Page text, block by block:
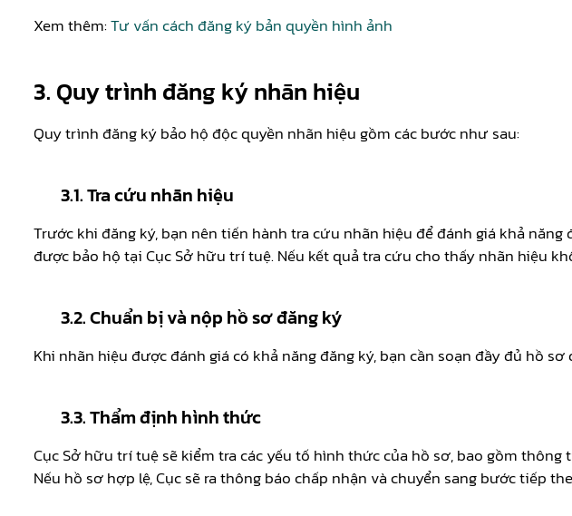
Xem thêm:Tư vấn cách đăng ký bản quyền hình ảnh
3. Quy trình đăng ký nhãn hiệu
Quy trình đăng ký bảo hộ độc quyền nhãn hiệu gồm các bước như sau:
3.1. Tra cứu nhãn hiệu
Trước khi đăng ký, bạn nên tiến hành tra cứu nhãn hiệu để đánh giá khả
được bảo hộ tại Cục Sở hữu trí tuệ. Nếu kết quả tra cứu cho thấy nhãn hiệu
3.2. Chuẩn bị và nộp hồ sơ đăng ký
Khi nhãn hiệu được đánh giá có khả năng đăng ký, bạn cần soạn đầy đủ hồ
3.3. Thẩm định hình thức
Cục Sở hữu trí tuệ sẽ kiểm tra các yếu tố hình thức của hồ sơ, bao gồm
Nếu hồ sơ hợp lệ, Cục sẽ ra thông báo chấp nhận và chuyển sang bước tiếp